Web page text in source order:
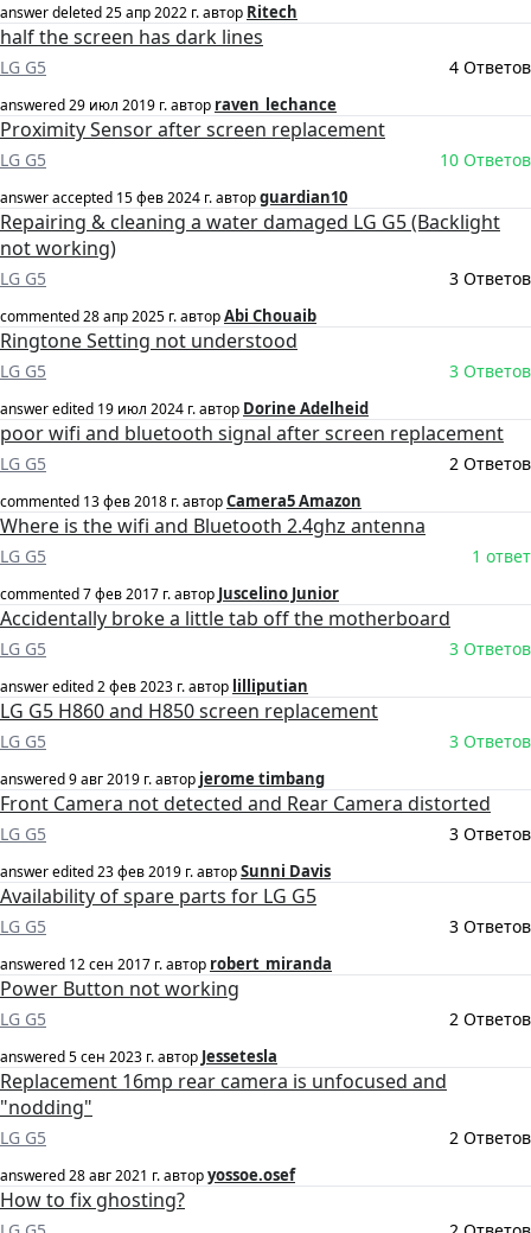
answer deleted25 апр 2022 г.автор Ritech
half the screen has dark lines
LG G5 4 Ответов
answered29 июл 2019 г.автор raven_lechance
Proximity Sensor after screen replacement
LG G5 10 Ответов
answer accepted 15 фев 2024 г.авторguardian10
Repairing & cleaning a water damaged LG G5 (Backlight
not working)
LG G5 3 Ответов
commented28 апр 2025 г.авторAbi Chouaib
Ringtone Setting not understood
LG G5 3 Ответов
answer edited 19 июл 2024 г.автор Dorine Adelheid
poor wifi and bluetooth signal after screen replacement
LG G5 2 Ответов
commented 13 фев 2018 г.авторCamera5 Amazon
Where is the wifi and Bluetooth 2.4ghz antenna
LG G5 1 ответ
commented7 фев 2017 г.автор Juscelino Junior
Accidentally broke a little tab off the motherboard
LG G5 3 Ответов
answer edited2 фев 2023 г.автор lilliputian
LG G5 H860 and H850 screen replacement
LG G5 3 Ответов
answered9 авг 2019 г.автор jerome timbang
Front Camera not detected and Rear Camera distorted
LG G5 3 Ответов
answer edited23 фев 2019 г.авторSunni Davis
Availability of spare parts for LG G5
LG G5 3 Ответов
answered 12 сен 2017 г.автор robert_miranda
Power Button not working
LG G5 2 Ответов
answered5 сен 2023 г.автор Jessetesla
Replacement 16mp rear camera is unfocused and
"nodding"
LG G5 2 Ответов
answered28 авг 2021 г.авторyossoe.osef
How to fix ghosting?